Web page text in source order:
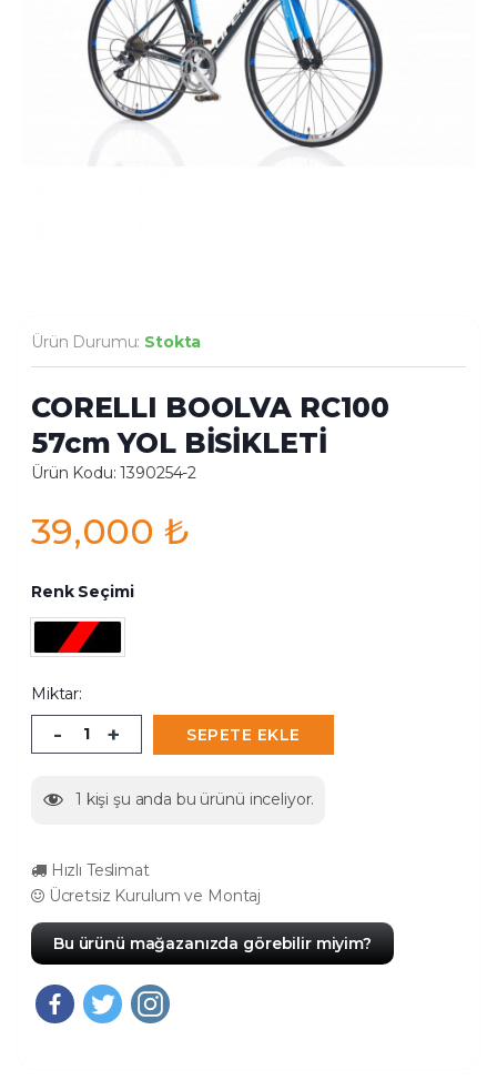
Ürün Durumu: Stokta
CORELLI BOOLVA RC100
57cm YOL BİSİKLETİ
Ürün Kodu: 1390254-2
39,000 ₺
Renk Seçimi
Miktar:
- + SEPETE EKLE
1 kişi şu anda bu ürünü inceliyor.
Hızlı Teslimat
Ücretsiz Kurulum ve Montaj
Bu ürünü mağazanızda görebilir miyim?